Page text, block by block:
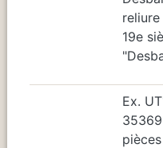
19e
Ex.